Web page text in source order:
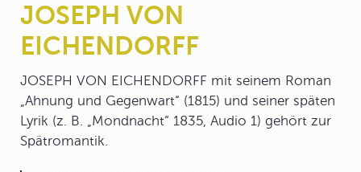
JOSEPH VON
EICHENDORFF
JOSEPH VON EICHENDORFF mit seinem Roman
„Ahnung und Gegenwart“ (1815) und seiner späten
Lyrik (z. B. „Mondnacht“ 1835, Audio 1) gehört zur
Spätromantik.